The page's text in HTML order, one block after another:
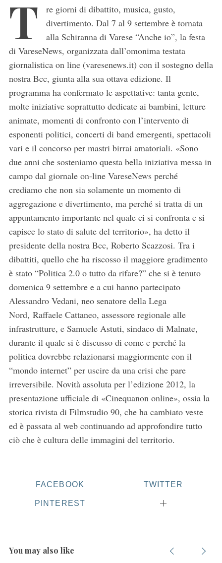
T
re giorni di dibattito, musica, gusto,
divertimento. Dal 7 al 9 settembre è tornata
alla Schiranna di Varese “Anche io”, la festa
di VareseNews, organizzata dall’omonima testata
giornalistica on line (varesenews.it) con il sostegno della
nostra Bcc, giunta alla sua ottava edizione. Il
programma ha confermato le aspettative: tanta gente,
molte iniziative soprattutto dedicate ai bambini, letture
animate, momenti di confronto con l’intervento di
esponenti politici, concerti di band emergenti, spettacoli
vari e il concorso per mastri birrai amatoriali. «Sono
due anni che sosteniamo questa bella iniziativa messa in
campo dal giornale on-line VareseNews perché
crediamo che non sia solamente un momento di
aggregazione e divertimento, ma perché si tratta di un
appuntamento importante nel quale ci si confronta e si
capisce lo stato di salute del territorio», ha detto il
presidente della nostra Bcc, Roberto Scazzosi. Tra i
dibattiti, quello che ha riscosso il maggiore gradimento
è stato “Politica 2.0 o tutto da rifare?” che si è tenuto
domenica 9 settembre e a cui hanno partecipato
Alessandro Vedani, neo senatore della Lega
Nord, Raffaele Cattaneo, assessore regionale alle
infrastrutture, e Samuele Astuti, sindaco di Malnate,
durante il quale si è discusso di come e perché la
politica dovrebbe relazionarsi maggiormente con il
“mondo internet” per uscire da una crisi che pare
irreversibile. Novità assoluta per l’edizione 2012, la
presentazione ufficiale di «Cinequanon online», ossia la
storica rivista di Filmstudio 90, che ha cambiato veste
ed è passata al web continuando ad approfondire tutto
ciò che è cultura delle immagini del territorio.
FACEBOOK TWITTER
PINTEREST
You may also like